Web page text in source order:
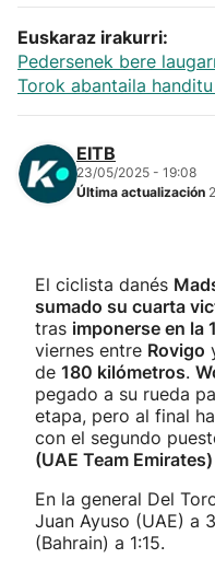
Más deportes
"Helmuga"
Euskaraz irakurri:
Pedersenek bere
Torok abantaila
EITB
23/05/2025 - 19:08
Última actualización
El ciclista danés
sumado su cuarta
tras imponerse en la
viernes entre Rovigo
de 180 kilómetros.
pegado a su rueda
etapa, pero al final
con el segundo
(UAE Team
En la general Del
Juan Ayuso (UAE) a
(Bahrain) a 1:15.